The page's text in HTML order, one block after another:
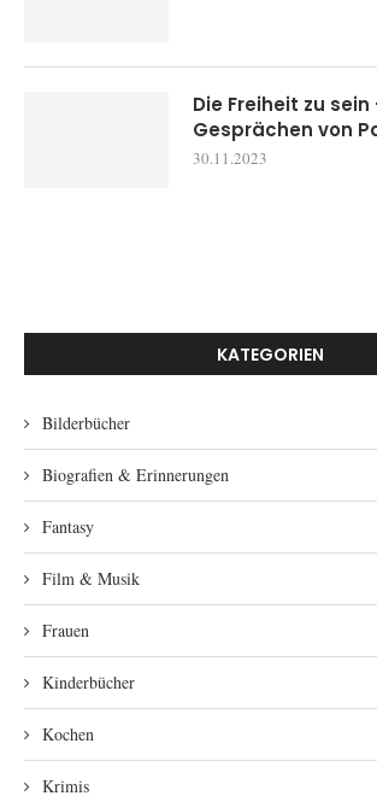
Die Freiheit zu sein
Gesprächen von
30.11.2023
KATEGORIEN
Bilderbücher
Biografien & Erinnerungen
Fantasy
Film & Musik
Frauen
Kinderbücher
Kochen
Krimis